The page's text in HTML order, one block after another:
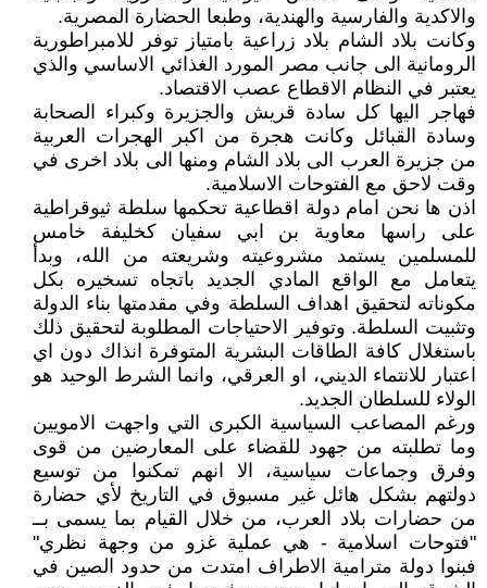
والاكدية والفارسية والهندية، وطبعا الحضارة المصرية.
وكانت بلاد الشام بلاد زراعية بامتياز توفر للامبراطورية
الرومانية الى جانب مصر المورد الغذائي الاساسي والذي
يعتبر في النظام الاقطاع عصب الاقتصاد.
فهاجر اليها كل سادة قريش والجزيرة وكبراء الصحابة
وسادة القبائل وكانت هجرة من اكبر الهجرات العربية
من جزيرة العرب الى بلاد الشام ومنها الى بلاد اخرى في
وقت لاحق مع الفتوحات الاسلامية.
اذن ها نحن امام دولة اقطاعية تحكمها سلطة ثيوقراطية
على راسها معاوية بن ابي سفيان كخليفة خامس
للمسلمين يستمد مشروعيته وشريعته من الله، وبدأ
يتعامل مع الواقع المادي الجديد باتجاه تسخيره بكل
مكوناته لتحقيق اهداف السلطة وفي مقدمتها بناء الدولة
وتثبيت السلطة. وتوفير الاحتياجات المطلوبة لتحقيق ذلك
باستغلال كافة الطاقات البشرية المتوفرة انذاك دون اي
اعتبار للانتماء الديني، او العرقي، وانما الشرط الوحيد هو
الولاء للسلطان الجديد.
ورغم المصاعب السياسية الكبرى التي واجهت الامويين
وما تطلبته من جهود للقضاء على المعارضين من قوى
وفرق وجماعات سياسية، الا انهم تمكنوا من توسيع
دولتهم بشكل هائل غير مسبوق في التاريخ لأي حضارة
من حضارات بلاد العرب، من خلال القيام بما يسمى بــ
"فتوحات اسلامية - هي عملية غزو من وجهة نظري"
فبنوا دولة مترامية الاطراف امتدت من حدود الصين في